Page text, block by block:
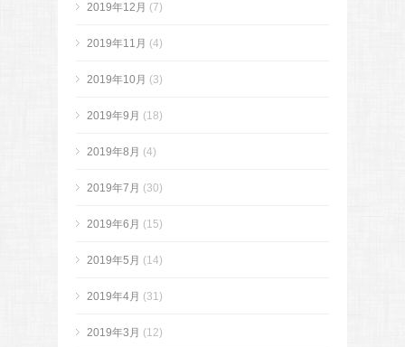
2019年12月 (7)
2019年11月 (4)
2019年10月 (3)
2019年9月 (18)
2019年8月 (4)
2019年7月 (30)
2019年6月 (15)
2019年5月 (14)
2019年4月 (31)
2019年3月 (12)